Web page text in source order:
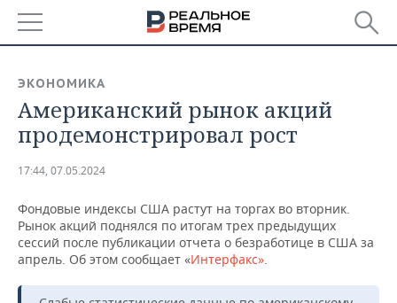
БАШКОРТОСТАН
ТАТАРСТАН
НОВОСТИ
АНАЛИТИКА
ДЕКЛАРАЦИИ О ДОХОДАХ
КОРОЛИ ГОСЗАКАЗА ПФО
НОВОСТИ ЭКОНОМИКИ
ФИНАНСЫ
ПРОМЫШЛЕННОСТЬ
НОВОСТИ
НЕДВИЖИМОСТЬ
ЭКОНОМИКА
Американский рынок акций
продемонстрировал рост
17:44, 07.05.2024
Фондовые индексы США растут на торгах во вторник.
Рынок акций поднялся по итогам трех предыдущих
сессий после публикации отчета о безработице в США за
апрель. Об этом сообщает «Интерфакс».